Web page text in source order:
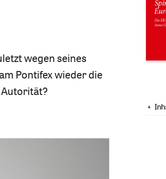
wegen seines
Pontifex wieder die